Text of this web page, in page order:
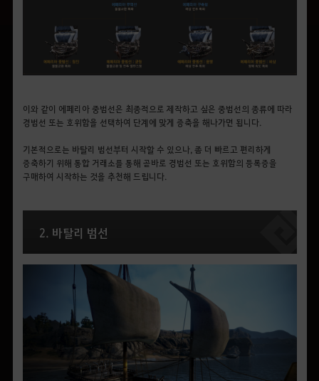
이와 같이 에페리아 중범선은 최종적으로 제작하고 싶은 중범선의 종류에 따라
경범선 또는 호위함을 선택하여 단계에 맞게 증축을 해나가면 됩니다.
기본적으로는 바탈리 범선부터 시작할 수 있으나, 좀 더 빠르고 편리하게
증축하기 위해 통합 거래소를 통해 곧바로 경범선 또는 호위함의 등록증을
구매하여 시작하는 것을 추천해 드립니다.
2. 바탈리 범선